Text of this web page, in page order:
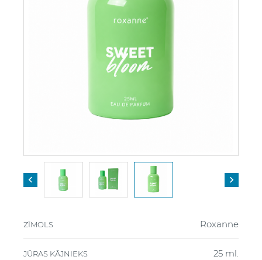
 
ZĪMOLS Roxanne
JŪRAS KĀJNIEKS 25 ml.